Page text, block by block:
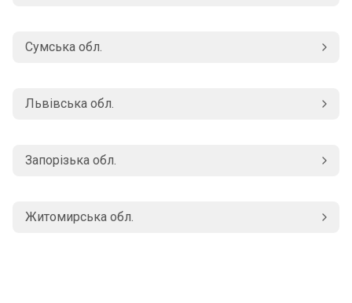
Сумська обл.
Львівська обл.
Запорізька обл.
Житомирська обл.